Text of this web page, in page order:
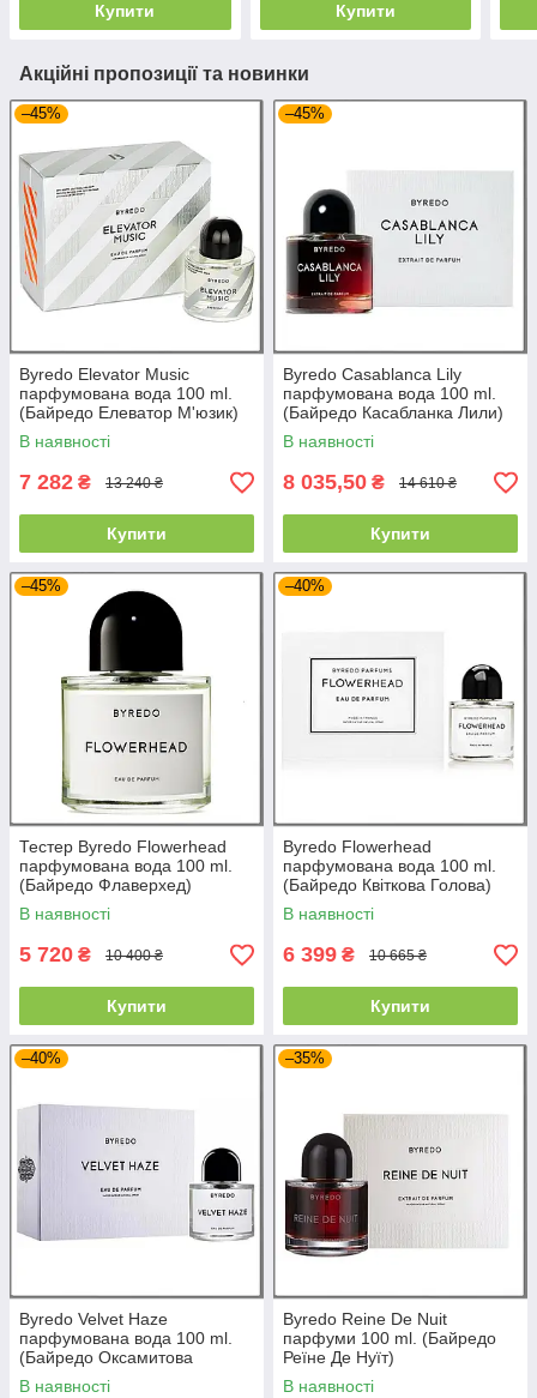
Купити Купити
Акційні пропозиції та новинки
–45%
Byredo Elevator Music
парфумована вода 100 ml.
(Байредо Елеватор М'юзик)
В наявності
7 282 ₴ 13 240 ₴
Купити
–45%
Byredo Casablanca Lily
парфумована вода 100 ml.
(Байредо Касабланка Лили)
В наявності
8 035,50 ₴ 14 610 ₴
Купити
–45%
Тестер Byredo Flowerhead
парфумована вода 100 ml.
(Байредо Флаверхед)
В наявності
5 720 ₴ 10 400 ₴
Купити
–40%
Byredo Flowerhead
парфумована вода 100 ml.
(Байредо Квіткова Голова)
В наявності
6 399 ₴ 10 665 ₴
Купити
–40%
Byredo Velvet Haze
парфумована вода 100 ml.
(Байредо Оксамитова
серпанок)
В наявності
–35%
Byredo Reine De Nuit
парфуми 100 ml. (Байредо
Реїне Де Нуїт)
В наявності